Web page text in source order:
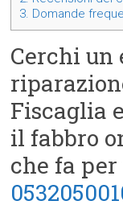
3. Domande
Cerchi un
Fiscaglia
il fabbro
che fa